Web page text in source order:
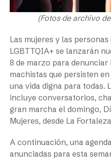
(Fotos de archivo
Las mujeres y las
LGBTTQIA+ se lanzarán
8 de marzo para
machistas que persisten
una vida digna para todas.
incluye conversatorios,
gran marcha el domingo,
Mujeres, desde La
A continuación, una
anunciadas para esta